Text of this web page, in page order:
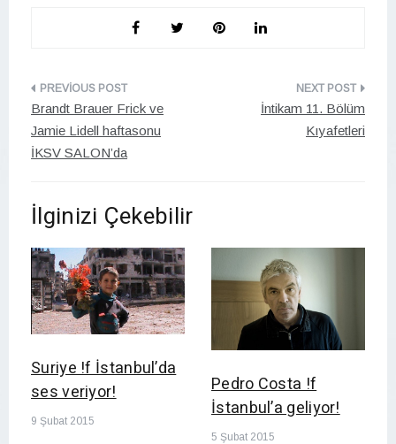
Yazı
gezinmesi
Brandt Brauer Frick ve
Jamie Lidell haftasonu
İKSV SALON’da
İntikam 11. Bölüm
Kıyafetleri
İlginizi Çekebilir
Suriye !f İstanbul’da
ses veriyor!
9 Şubat 2015
Pedro Costa !f
İstanbul’a geliyor!
5 Şubat 2015